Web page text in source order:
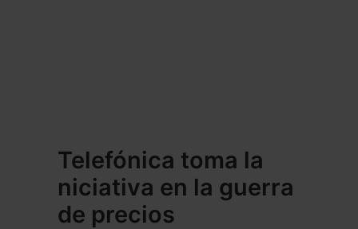
Telefónica toma la
niciativa en la guerra
de precios